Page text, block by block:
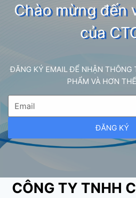
Chào mừng đến
của
ĐĂNG KÝ EMAIL ĐỂ NHẬN THÔNG
PHẨM VÀ HƠN
ĐĂNG KÝ
CÔNG TY TNHH